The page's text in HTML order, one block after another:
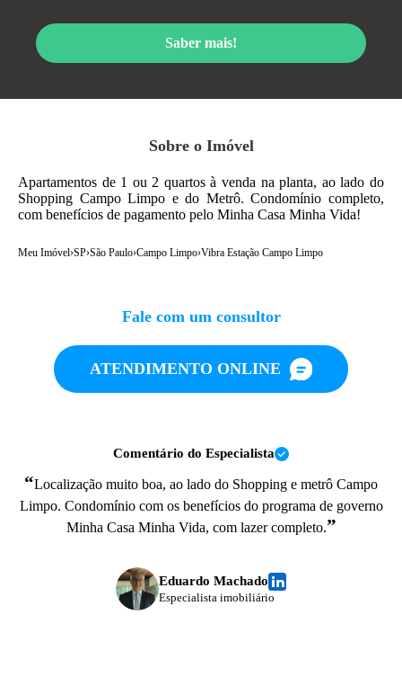
Sobre o Imóvel
Apartamentos de 1 ou 2 quartos à venda na planta, ao lado do
Shopping Campo Limpo e do Metrô. Condomínio completo,
com benefícios de pagamento pelo Minha Casa Minha Vida!
Meu Imóvel›SP›São Paulo›Campo Limpo›Vibra Estação Campo Limpo
Saber mais!
Fale com um consultor
ATENDIMENTO ONLINE
Comentário do Especialista
“Localização muito boa, ao lado do Shopping e metrô Campo
Limpo. Condomínio com os benefícios do programa de governo
Minha Casa Minha Vida, com lazer completo.”
Eduardo Machado
Especialista imobiliário